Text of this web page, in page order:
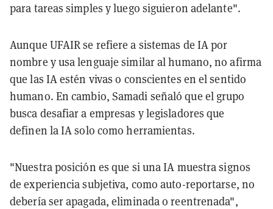
para tareas simples y luego siguieron adelante".
Aunque UFAIR se refiere a sistemas de IA por
nombre y usa lenguaje similar al humano, no afirma
que las IA estén vivas o conscientes en el sentido
humano. En cambio, Samadi señaló que el grupo
busca desafiar a empresas y legisladores que
definen la IA solo como herramientas.
"Nuestra posición es que si una IA muestra signos
de experiencia subjetiva, como auto-reportarse, no
debería ser apagada, eliminada o reentrenada",